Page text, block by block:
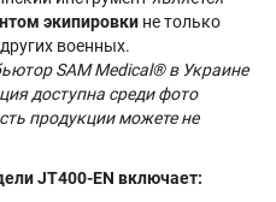
экипировки не только
военных.
SAM Medical® в Украине
доступна среди фото
продукции можете не
JT400-EN включает: